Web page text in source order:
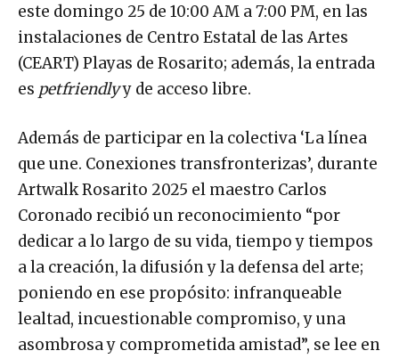
este domingo 25 de 10:00 AM a 7:00 PM, en las
instalaciones de Centro Estatal de las Artes
(CEART) Playas de Rosarito; además, la entrada
es petfriendlyy de acceso libre.
Además de participar en la colectiva ‘La línea
que une. Conexiones transfronterizas’, durante
Artwalk Rosarito 2025 el maestro Carlos
Coronado recibió un reconocimiento “por
dedicar a lo largo de su vida, tiempo y tiempos
a la creación, la difusión y la defensa del arte;
poniendo en ese propósito: infranqueable
lealtad, incuestionable compromiso, y una
asombrosa y comprometida amistad”, se lee en